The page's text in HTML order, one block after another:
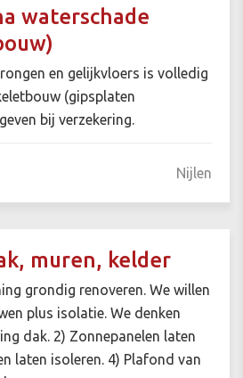
waterschade
en gelijkvloers is volledig
(gipsplaten
bij verzekering.
Nijlen
muren, kelder
grondig renoveren. We willen
plus isolatie. We denken
dak. 2) Zonnepanelen laten
laten isoleren. 4) Plafond van